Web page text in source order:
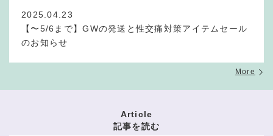
2025.04.23
【〜5/6まで】GWの発送と性交痛対策アイテムセール
のお知らせ
More
Article
記事を読む